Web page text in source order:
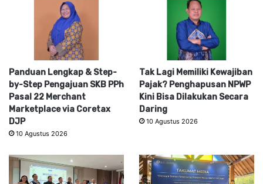
Panduan Lengkap & Step-
by-Step Pengajuan SKB PPh
Pasal 22 Merchant
Marketplace via Coretax
DJP
10 Agustus 2026
Tak Lagi Memiliki Kewajiban
Pajak? Penghapusan NPWP
Kini Bisa Dilakukan Secara
Daring
10 Agustus 2026